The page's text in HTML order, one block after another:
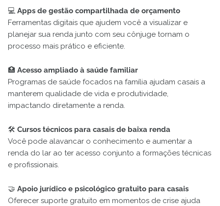
💻 Apps de gestão compartilhada de orçamento
Ferramentas digitais que ajudem você a visualizar e
planejar sua renda junto com seu cônjuge tornam o
processo mais prático e eficiente.
🏥 Acesso ampliado à saúde familiar
Programas de saúde focados na família ajudam casais a
manterem qualidade de vida e produtividade,
impactando diretamente a renda.
🛠️ Cursos técnicos para casais de baixa renda
Você pode alavancar o conhecimento e aumentar a
renda do lar ao ter acesso conjunto a formações técnicas
e profissionais.
🤝 Apoio jurídico e psicológico gratuito para casais
Oferecer suporte gratuito em momentos de crise ajuda